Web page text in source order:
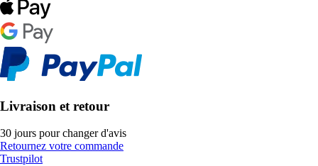
Livraison et retour
30 jours pour changer d'avis
Retournez votre commande
Trustpilot